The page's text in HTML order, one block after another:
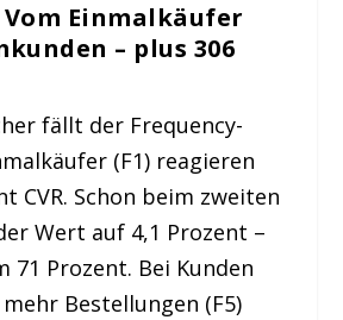
Vom Einmalkäufer
– plus 306
fällt der Frequency-
(F1) reagieren
CVR. Schon beim zweiten
Wert auf 4,1 Prozent –
71 Prozent. Bei Kunden
Bestellungen (F5)